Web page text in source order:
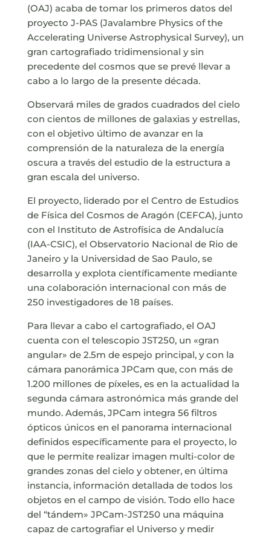
(OAJ) acaba de tomar los primeros datos del
proyecto J-PAS (Javalambre Physics of the
Accelerating Universe Astrophysical Survey), un
gran cartografiado tridimensional y sin
precedente del cosmos que se prevé llevar a
cabo a lo largo de la presente década.
Observará miles de grados cuadrados del cielo
con cientos de millones de galaxias y estrellas,
con el objetivo último de avanzar en la
comprensión de la naturaleza de la energía
oscura a través del estudio de la estructura a
gran escala del universo.
El proyecto, liderado por el Centro de Estudios
de Física del Cosmos de Aragón (CEFCA), junto
con el Instituto de Astrofísica de Andalucía
(IAA-CSIC), el Observatorio Nacional de Rio de
Janeiro y la Universidad de Sao Paulo, se
desarrolla y explota científicamente mediante
una colaboración internacional con más de
250 investigadores de 18 países.
Para llevar a cabo el cartografiado, el OAJ
cuenta con el telescopio JST250, un «gran
angular» de 2.5m de espejo principal, y con la
cámara panorámica JPCam que, con más de
1.200 millones de píxeles, es en la actualidad la
segunda cámara astronómica más grande del
mundo. Además, JPCam integra 56 filtros
ópticos únicos en el panorama internacional
definidos específicamente para el proyecto, lo
que le permite realizar imagen multi-color de
grandes zonas del cielo y obtener, en última
instancia, información detallada de todos los
objetos en el campo de visión. Todo ello hace
del “tándem» JPCam-JST250 una máquina
capaz de cartografiar el Universo y medir